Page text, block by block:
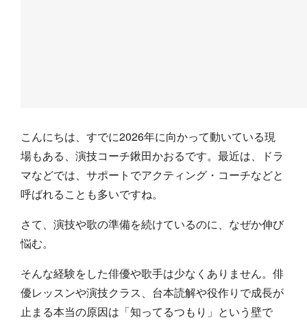
こんにちは、すでに2026年に向かって動いている現
場もある、演技コーチ鍬田かおるです。最近は、ドラ
マなどでは、サポートでアクティング・コーチなどと
呼ばれることも多いですね。
さて、演技や歌の準備を続けているのに、なぜか伸び
悩む。
そんな経験をした俳優や歌手は少なくありません。俳
優レッスンや演技クラス、台本読解や役作りで成長が
止まる本当の原因は「知ってるつもり」という壁で